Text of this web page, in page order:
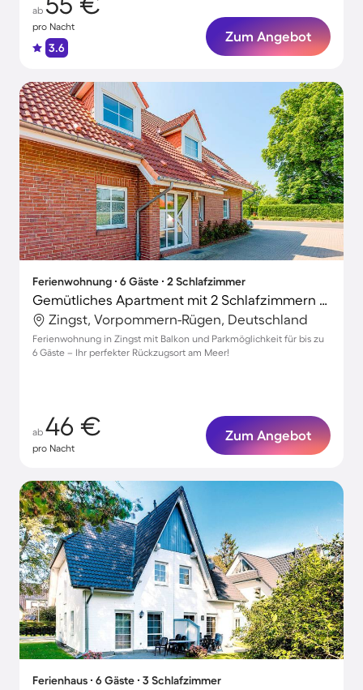
ab
pro Nacht
3.6
Zum Angebot
Ferienwohnung ∙ 6 Gäste ∙ 2 Schlafzimmer
Gemütliches Apartment mit 2 Schlafzimmern für 6 Personen
Zingst, Vorpommern-Rügen, Deutschland
Ferienwohnung in Zingst mit Balkon und Parkmöglichkeit für bis zu
6 Gäste – Ihr perfekter Rückzugsort am Meer!
ab 46 €
pro Nacht
Zum Angebot
Ferienhaus ∙ 6 Gäste ∙ 3 Schlafzimmer